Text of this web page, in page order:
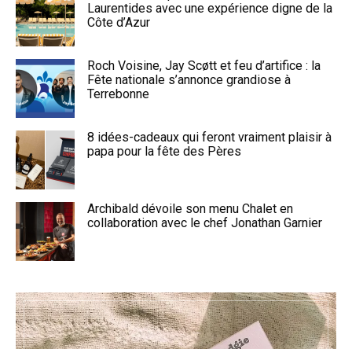
Laurentides avec une expérience digne de la
Côte d’Azur
Roch Voisine, Jay Scøtt et feu d’artifice : la
Fête nationale s’annonce grandiose à
Terrebonne
8 idées-cadeaux qui feront vraiment plaisir à
papa pour la fête des Pères
Archibald dévoile son menu Chalet en
collaboration avec le chef Jonathan Garnier